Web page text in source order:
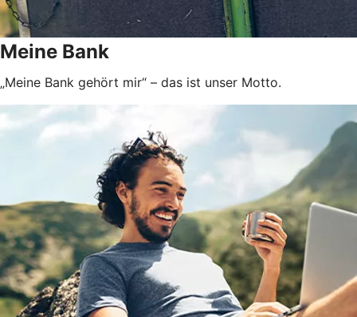
Meine Bank
„Meine Bank gehört mir“ – das ist unser Motto.